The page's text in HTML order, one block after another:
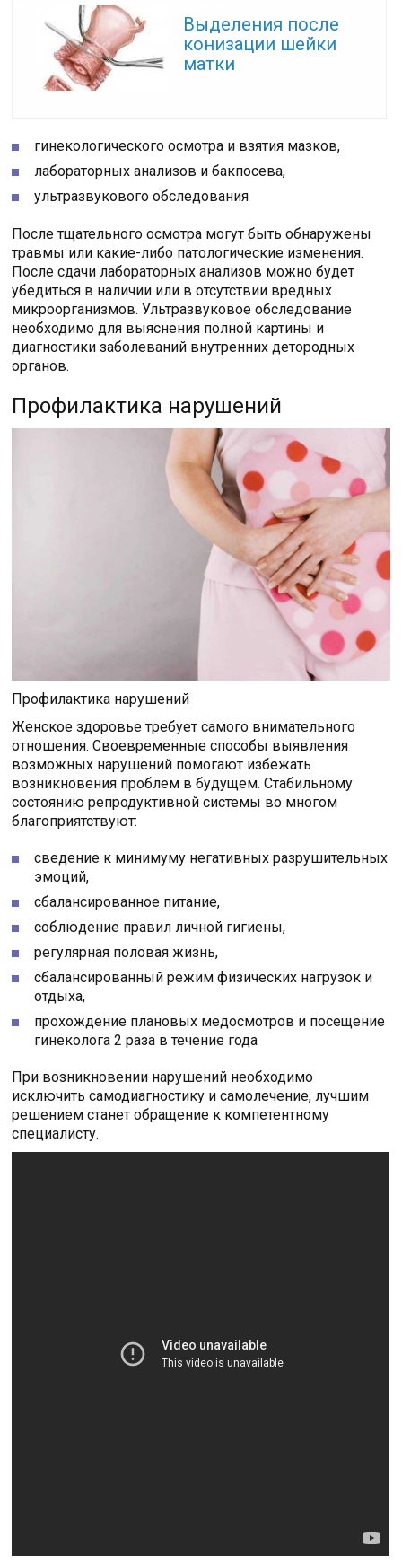
Выделения после
конизации шейки
матки
гинекологического осмотра и взятия мазков,
лабораторных анализов и бакпосева,
ультразвукового обследования
После тщательного осмотра могут быть обнаружены
травмы или какие-либо патологические изменения.
После сдачи лабораторных анализов можно будет
убедиться в наличии или в отсутствии вредных
микроорганизмов. Ультразвуковое обследование
необходимо для выяснения полной картины и
диагностики заболеваний внутренних детородных
органов.
Профилактика нарушений
Профилактика нарушений
Женское здоровье требует самого внимательного
отношения. Своевременные способы выявления
возможных нарушений помогают избежать
возникновения проблем в будущем. Стабильному
состоянию репродуктивной системы во многом
благоприятствуют:
сведение к минимуму негативных разрушительных
эмоций,
сбалансированное питание,
соблюдение правил личной гигиены,
регулярная половая жизнь,
сбалансированный режим физических нагрузок и
отдыха,
прохождение плановых медосмотров и посещение
гинеколога 2 раза в течение года
При возникновении нарушений необходимо
исключить самодиагностику и самолечение, лучшим
решением станет обращение к компетентному
специалисту.